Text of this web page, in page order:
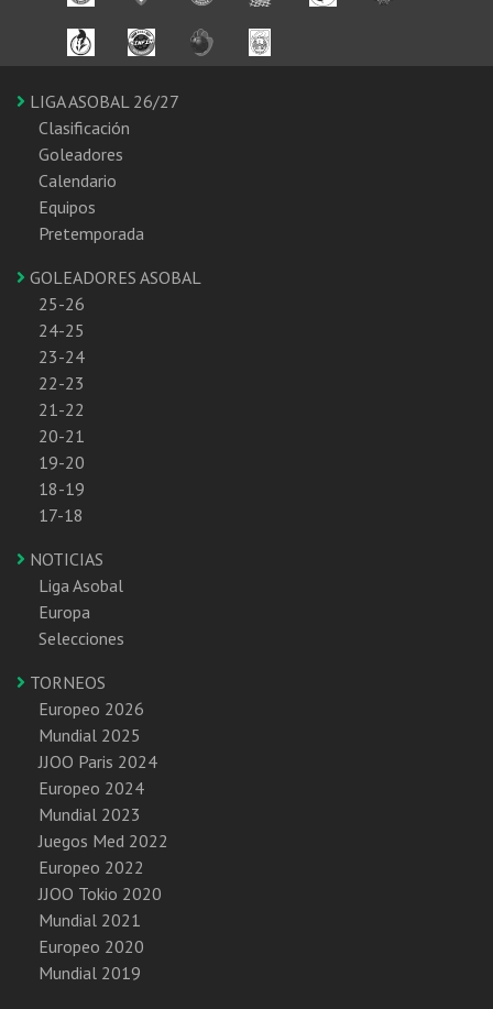
LIGA ASOBAL 26/27
Clasificación
Goleadores
Calendario
Equipos
Pretemporada
GOLEADORES ASOBAL
25-26
24-25
23-24
22-23
21-22
20-21
19-20
18-19
17-18
NOTICIAS
Liga Asobal
Europa
Selecciones
TORNEOS
Europeo 2026
Mundial 2025
JJOO Paris 2024
Europeo 2024
Mundial 2023
Juegos Med 2022
Europeo 2022
JJOO Tokio 2020
Mundial 2021
Europeo 2020
Mundial 2019